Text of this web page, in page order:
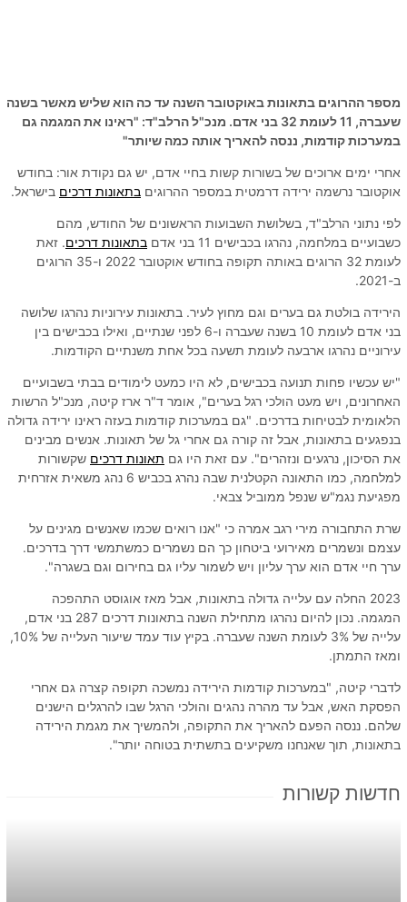
מספר ההרוגים בתאונות באוקטובר השנה עד כה הוא שליש מאשר בשנה
שעברה, 11 לעומת 32 בני אדם. מנכ"ל הרלב"ד: "ראינו את המגמה גם
במערכות קודמות, ננסה להאריך אותה כמה שיותר"
אחרי ימים ארוכים של בשורות קשות בחיי אדם, יש גם נקודת אור: בחודש
אוקטובר נרשמה ירידה דרמטית במספר ההרוגים בתאונות דרכים בישראל.
לפי נתוני הרלב"ד, בשלושת השבועות הראשונים של החודש, מהם
כשבועיים במלחמה, נהרגו בכבישים 11 בני אדם
בתאונות דרכים. זאת
לעומת 32 הרוגים באותה תקופה בחודש אוקטובר 2022 ו-35 הרוגים
ב-2021.
הירידה בולטת גם בערים וגם מחוץ לעיר. בתאונות עירוניות נהרגו שלושה
בני אדם לעומת 10 בשנה שעברה ו-6 לפני שנתיים, ואילו בכבישים בין
עירוניים נהרגו ארבעה לעומת תשעה בכל אחת משנתיים הקודמות.
"יש עכשיו פחות תנועה בכבישים, לא היו כמעט לימודים בבתי בשבועיים
האחרונים, ויש מעט הולכי רגל בערים", אומר ד"ר ארז קיטה, מנכ"ל הרשות
הלאומית לבטיחות בדרכים. "גם במערכות קודמות בעזה ראינו ירידה גדולה
בנפגעים בתאונות, אבל זה קורה גם אחרי גל של תאונות. אנשים מבינים
את הסיכון, נרגעים ונזהרים". עם זאת היו גם תאונות דרכים שקשורות
למלחמה, כמו התאונה הקטלנית שבה נהרג בכביש 6 נהג משאית אזרחית
מפגיעת נגמ"ש שנפל ממוביל צבאי.
שרת התחבורה מירי רגב אמרה כי "אנו רואים שכמו שאנשים מגינים על
עצמם ונשמרים מאירועי ביטחון כך הם נשמרים כמשתמשי דרך בדרכים.
ערך חיי אדם הוא ערך עליון ויש לשמור עליו גם בחירום וגם בשגרה".
2023 החלה עם עלייה גדולה בתאונות, אבל מאז אוגוסט התהפכה
המגמה. נכון להיום נהרגו מתחילת השנה בתאונות דרכים 287 בני אדם,
עלייה של 3% לעומת השנה שעברה. בקיץ עוד עמד שיעור העלייה של 10%,
ומאז התמתן.
לדברי קיטה, "במערכות קודמות הירידה נמשכה תקופה קצרה גם אחרי
הפסקת האש, אבל עד מהרה נהגים והולכי הרגל שבו להרגלים הישנים
שלהם. ננסה הפעם להאריך את התקופה, ולהמשיך את מגמת הירידה
בתאונות, תוך שאנחנו משקיעים בתשתית בטוחה יותר".
חדשות קשורות